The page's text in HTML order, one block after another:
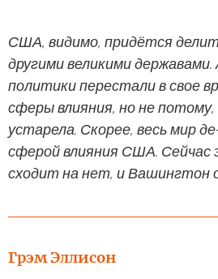
США, видимо, придётся
другими великими
политики перестали в свое
сферы влияния, но не
устарела. Скорее, весь мир
сферой влияния США. Сейчас
сходит на нет, и Вашингтон
Грэм Эллисон